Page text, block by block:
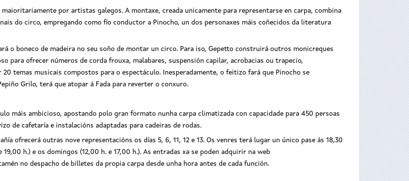
maioritariamente por artistas galegos. A montaxe, creada unicamente para representarse en carpa, combina
do circo, empregando como fío conductor a Pinocho, un dos personaxes máis coñecidos da literatura
o boneco de madeira no seu soño de montar un circo. Para iso, Gepetto construirá outros monicreques
para ofrecer números de corda frouxa, malabares, suspensión capilar, acrobacias ou trapecio,
temas musicais compostos para o espectáculo. Inesperadamente, o feitizo fará que Pinocho se
Grilo, terá que atopar á Fada para reverter o conxuro.
máis ambicioso, apostando polo gran formato nunha carpa climatizada con capacidade para 450 persoas
de cafetaría e instalacións adaptadas para cadeiras de rodas.
ofrecerá outras nove representacións os días 5, 6, 11, 12 e 13. Os venres terá lugar un único pase ás 18,30
h.) e os domingos (12,00 h. e 17,00 h.). As entradas xa se poden adquirir na web
no despacho de billetes da propia carpa desde unha hora antes de cada función.